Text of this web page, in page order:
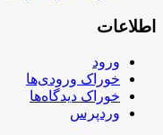
اطلاعات
ورود
خوراک ورودی‌ها
خوراک دیدگاه‌ها
وردپرس